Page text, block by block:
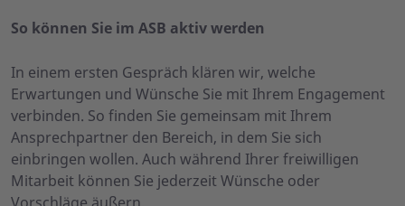
So können Sie im ASB aktiv werden
In einem ersten Gespräch klären wir, welche
Erwartungen und Wünsche Sie mit Ihrem Engagement
verbinden. So finden Sie gemeinsam mit Ihrem
Ansprechpartner den Bereich, in dem Sie sich
einbringen wollen. Auch während Ihrer freiwilligen
Mitarbeit können Sie jederzeit Wünsche oder